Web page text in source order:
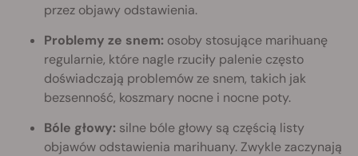
przez objawy odstawienia.
Problemy ze snem: osoby stosujące marihuanę
regularnie, które nagle rzuciły palenie często
doświadczają problemów ze snem, takich jak
bezsenność, koszmary nocne i nocne poty.
Bóle głowy: silne bóle głowy są częścią listy
objawów odstawienia marihuany. Zwykle zaczynają